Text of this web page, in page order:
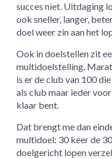
succes niet. Uitdaging
ook sneller, langer,
doel weer zin aan het
Ook in doelstellen zit
multidoelstelling.
is er de club van 100
als club maar ieder
klaar bent.
Dat brengt me dan
multidoel: 30 keer de
doelgericht lopen